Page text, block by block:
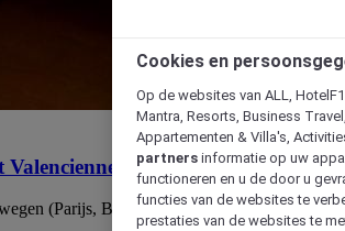
Valenciennes Petite Forêt
(Parijs, Brussel, Lille)
Cookies en
Op de websites van ALL,
Mantra, Resorts, Business
Appartementen & Villa's,
partners informatie op uw
functioneren en u de door u
functies van de websites te
prestaties van de websites te